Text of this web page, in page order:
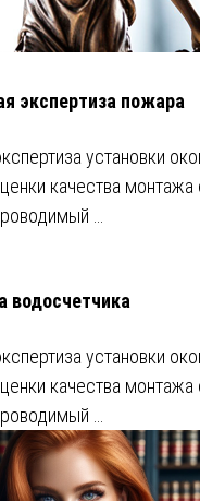
экспертиза пожара
установки
качества монтажа
…
водосчетчика
установки
качества монтажа
…